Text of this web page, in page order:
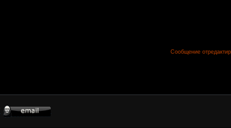
Сообщение